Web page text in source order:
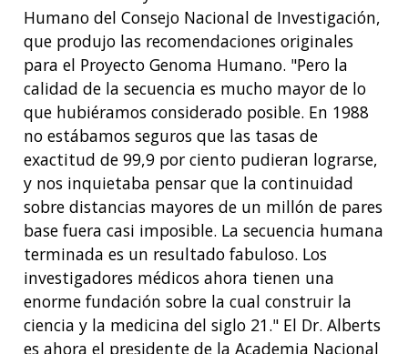
ABOUT
GENOMICS
RESEARCH
FUNDING
FUNDING OPPORTUNITIES
RESEARCH
AT NHGRI
RESEARCH AREAS
ABOUT
HEALTH
CAREERS &
TRAINING
NEWS &
EVENTS
NEWS
ABOUT
NHGRI
ORGANIZATION
MISSION AND VISION
Humano del Consejo Nacional de Investigación,
que produjo las recomendaciones originales
para el Proyecto Genoma Humano. "Pero la
calidad de la secuencia es mucho mayor de lo
que hubiéramos considerado posible. En 1988
no estábamos seguros que las tasas de
exactitud de 99,9 por ciento pudieran lograrse,
y nos inquietaba pensar que la continuidad
sobre distancias mayores de un millón de pares
base fuera casi imposible. La secuencia humana
terminada es un resultado fabuloso. Los
investigadores médicos ahora tienen una
enorme fundación sobre la cual construir la
ciencia y la medicina del siglo 21." El Dr. Alberts
es ahora el presidente de la Academia Nacional